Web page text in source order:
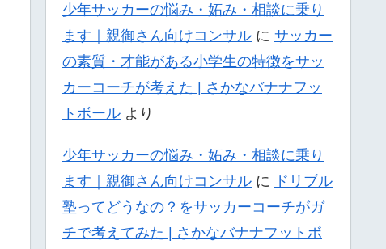
少年サッカーの悩み・妬み・相談に乗り
ます｜親御さん向けコンサル に サッカー
の素質・才能がある小学生の特徴をサッ
カーコーチが考えた | さかなバナナフッ
トボール より
少年サッカーの悩み・妬み・相談に乗り
ます｜親御さん向けコンサル に
ドリブル
塾ってどうなの？をサッカーコーチがガ
チで考えてみた | さかなバナナフットボ